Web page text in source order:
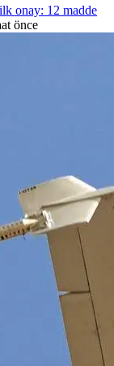
onay: 12 madde
önce